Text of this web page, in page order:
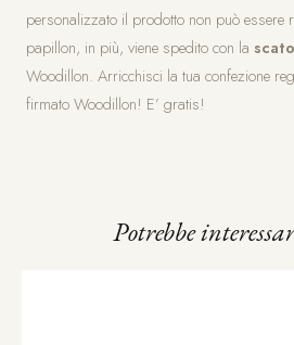
personalizzato il prodotto non può essere
papillon, in più, viene spedito con la
Woodillon. Arricchisci la tua confezione
firmato Woodillon! E’ gratis!
Potrebbe